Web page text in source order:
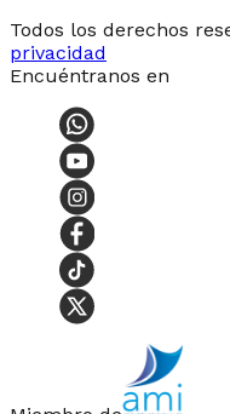
Todos los derechos
privacidad
Encuéntranos en